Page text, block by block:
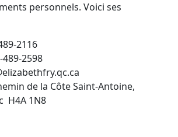
personnels. Voici ses
2116
2598
de la Côte Saint-Antoine,
H4A 1N8